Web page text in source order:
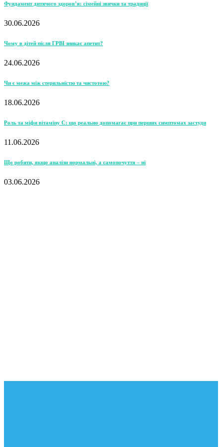
Фундамент дитячого здоров’я: сімейні звички та традиції
30.06.2026
Чому в дітей після ГРВІ зникає апетит?
24.06.2026
Чи є межа між стерильністю та чистотою?
18.06.2026
Роль та міфи вітаміну С: що реально допомагає при перших симптомах застуди
11.06.2026
Що робити, якщо аналізи нормальні, а самопочуття – ні
03.06.2026